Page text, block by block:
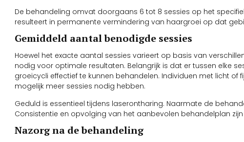
De behandeling omvat doorgaans 6 tot 8 sessies op het
resulteert in permanente vermindering van haargroei op dat
Gemiddeld aantal benodigde sessies
Hoewel het exacte aantal sessies varieert op basis van
nodig voor optimale resultaten. Belangrijk is dat er tussen elke
groeicycli effectief te kunnen behandelen. Individuen met licht
mogelijk meer sessies nodig hebben.
Geduld is essentieel tijdens laserontharing. Naarmate de
Consistentie en opvolging van het aanbevolen behandelplan
Nazorg na de behandeling